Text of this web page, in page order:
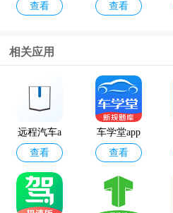
pp
查看
pp2024最
查看
查看
懒人学车a
pp
查看
相关应用
远程汽车a
pp
查看
车学堂app
查看